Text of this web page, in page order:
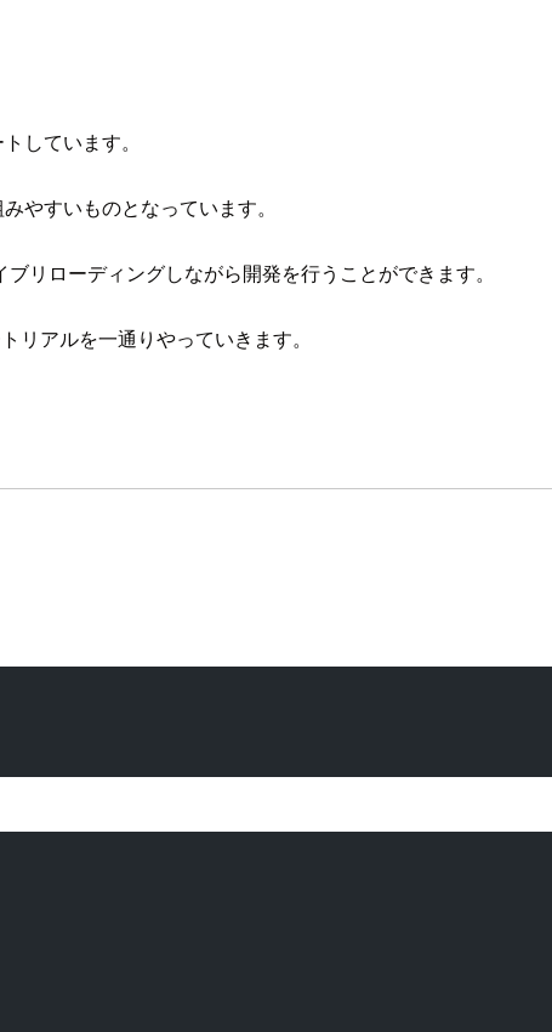
しています。
やすいものとなっています。
リローディングしながら開発を行うことができます。
リアルを一通りやっていきます。